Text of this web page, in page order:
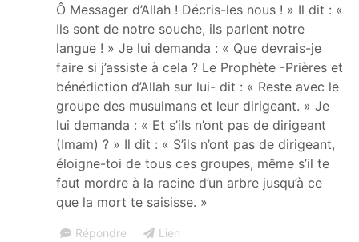
Ô Messager d’Allah ! Décris-les nous ! » Il dit : «
Ils sont de notre souche, ils parlent notre
langue ! » Je lui demanda : « Que devrais-je
faire si j’assiste à cela ? Le Prophète -Prières et
bénédiction d’Allah sur lui- dit : « Reste avec le
groupe des musulmans et leur dirigeant. » Je
lui demanda : « Et s’ils n’ont pas de dirigeant
(Imam) ? » Il dit : « S’ils n’ont pas de dirigeant,
éloigne-toi de tous ces groupes, même s’il te
faut mordre à la racine d’un arbre jusqu’à ce
que la mort te saisisse. »
Répondre Lien